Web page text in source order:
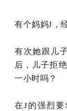
有个妈妈J，
有次她跟儿
后，儿子拒
一小时吗？
在J的强烈